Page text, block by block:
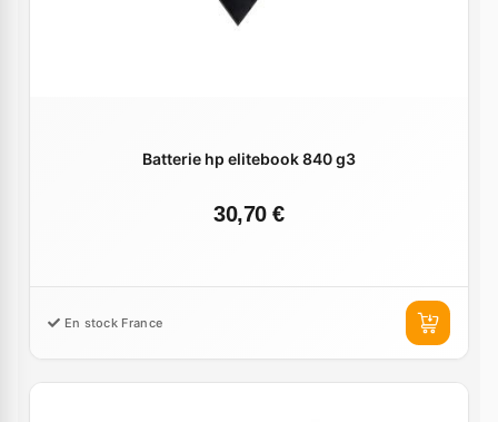
Batterie hp elitebook 840 g3
30,70 €
En stock France